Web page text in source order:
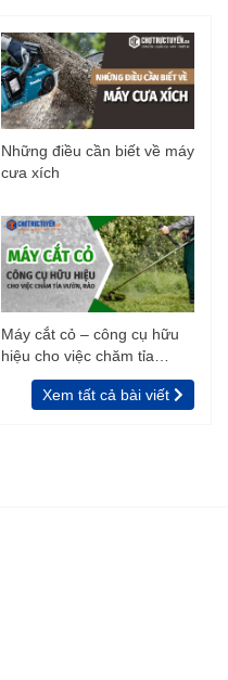
Những điều cần biết về máy
cưa xích
Máy cắt cỏ – công cụ hữu
hiệu cho việc chăm tỉa
vườn, rào
Xem tất cả bài viết